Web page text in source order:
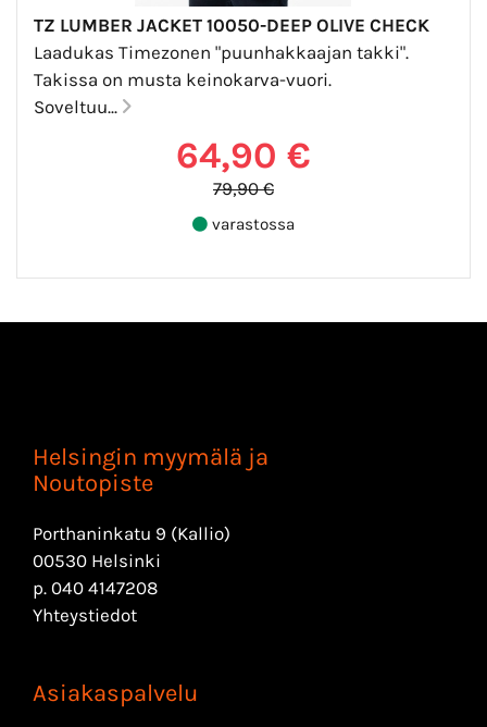
TZ LUMBER JACKET 10050-DEEP OLIVE CHECK
Laadukas Timezonen "puunhakkaajan takki".
Takissa on musta keinokarva-vuori.
Soveltuu...
64,90 €
79,90 €
varastossa
Helsingin myymälä ja
Noutopiste
Porthaninkatu 9 (Kallio)
00530 Helsinki
p. 040 4147208
Yhteystiedot
Asiakaspalvelu